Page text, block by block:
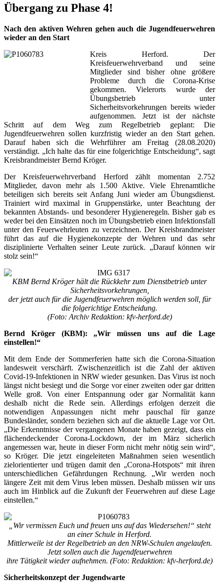
Übergang zu Phase 4!
Nach den aktiven Wehren gehen auch die Jugendfeuerwehren
wieder an den Start
Kreis Herford. Der
Kreisfeuerwehrverband und seine
Mitglieder sind bisher ohne größere
Probleme durch die Corona-Krise
gekommen. Vielerorts wurde der
Übungsbetrieb unter
Sicherheitsvorkehrungen bereits wieder
aufgenommen. Jetzt ist der nächste
Schritt auf dem Weg zum Regelbetrieb geplant: Die
Jugendfeuerwehren sollen kurzfristig wieder an den Start gehen.
Darauf haben sich die Wehrführer am Freitag (28.08.2020)
verständigt. „Ich halte das für eine folgerichtige Entscheidung“, sagt
Kreisbrandmeister Bernd Kröger.
Der Kreisfeuerwehrverband Herford zählt momentan 2.752
Mitglieder, davon mehr als 1.500 Aktive. Viele Ehrenamtliche
beteiligen sich bereits seit Anfang Juni wieder am Übungsdienst.
Trainiert wird maximal in Gruppenstärke, unter Beachtung der
bekannten Abstands- und besonderer Hygieneregeln. Bisher gab es
weder bei den Einsätzen noch im Übungsbetrieb einen Infektionsfall
unter den Feuerwehrleuten zu verzeichnen. Der Kreisbrandmeister
führt das auf die Hygienekonzepte der Wehren und das sehr
disziplinierte Verhalten seiner Leute zurück. „Darauf können wir
stolz sein!“
KBM Bernd Kröger hält die Rückkehr zum Dienstbetrieb unter
Sicherheitsvorkehrungen,
der jetzt auch für die Jugendfeuerwehren möglich werden soll, für
die folgerichtige Entscheidung.
(Foto: Archiv Redaktion: kfv-herford.de)
Bernd Kröger (KBM): „Wir müssen uns auf die Lage
einstellen!“
Mit dem Ende der Sommerferien hatte sich die Corona-Situation
landesweit verschärft. Zwischenzeitlich ist die Zahl der aktiven
Covid-19-Infektionen in NRW wieder gesunken. Das Virus ist noch
längst nicht besiegt und die Sorge vor einer zweiten oder gar dritten
Welle groß. Von einer Entspannung oder gar Normalität kann
deshalb nicht die Rede sein. Allerdings erfolgen derzeit die
notwendigen Anpassungen nicht mehr pauschal für ganze
Bundesländer, sondern beziehen sich auf die aktuelle Lage vor Ort.
„Die Erkenntnisse der vergangenen Monate haben gezeigt, dass ein
flächendeckender Corona-Lockdown, der im März sicherlich
angemessen war, heute in dieser Form nicht mehr nötig sein wird“,
so Kröger. Die jetzt eingeleiteten Maßnahmen seien wesentlich
zielorientierter und trügen damit den „Corona-Hotspots“ mit ihren
unterschiedlichen Gefährdungen Rechnung. „Wir werden noch
längere Zeit mit dem Virus leben müssen. Deshalb müssen wir uns
auch im Hinblick auf die Zukunft der Feuerwehren auf diese Lage
einstellen.“
„Wir vermissen Euch und freuen uns auf das Wiedersehen!“ steht
an einer Schule in Herford.
Mittlerweile ist der Regelbetrieb an den NRW-Schulen angelaufen.
Jetzt sollen auch die Jugendfeuerwehren
ihre Tätigkeit wieder aufnehmen. (Foto: Redaktion: kfv-herford.de)
Sicherheitskonzept der Jugendwarte